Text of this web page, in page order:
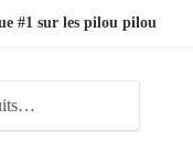
#1 sur les pilou pilou